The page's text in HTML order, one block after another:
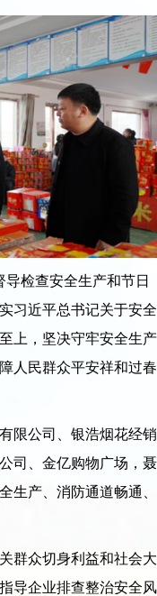
检查安全生产和节日
习近平总书记关于安全
上，坚决守牢安全生产
人民群众平安祥和过春
公司、银浩烟花经销
司、金亿购物广场，聂
生产、消防通道畅通、
众切身利益和社会大
导企业排查整治安全风